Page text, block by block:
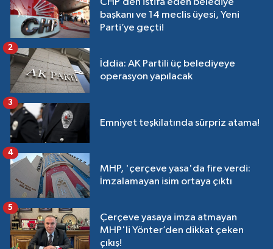
CHP’den istifa eden belediye
başkanı ve 14 meclis üyesi, Yeni
Parti’ye geçti!
İddia: AK Partili üç belediyeye
operasyon yapılacak
2
Emniyet teşkilatında sürpriz atama!
3
MHP, 'çerçeve yasa'da fire verdi:
İmzalamayan isim ortaya çıktı
4
Çerçeve yasaya imza atmayan
MHP'li Yönter’den dikkat çeken
çıkış!
5